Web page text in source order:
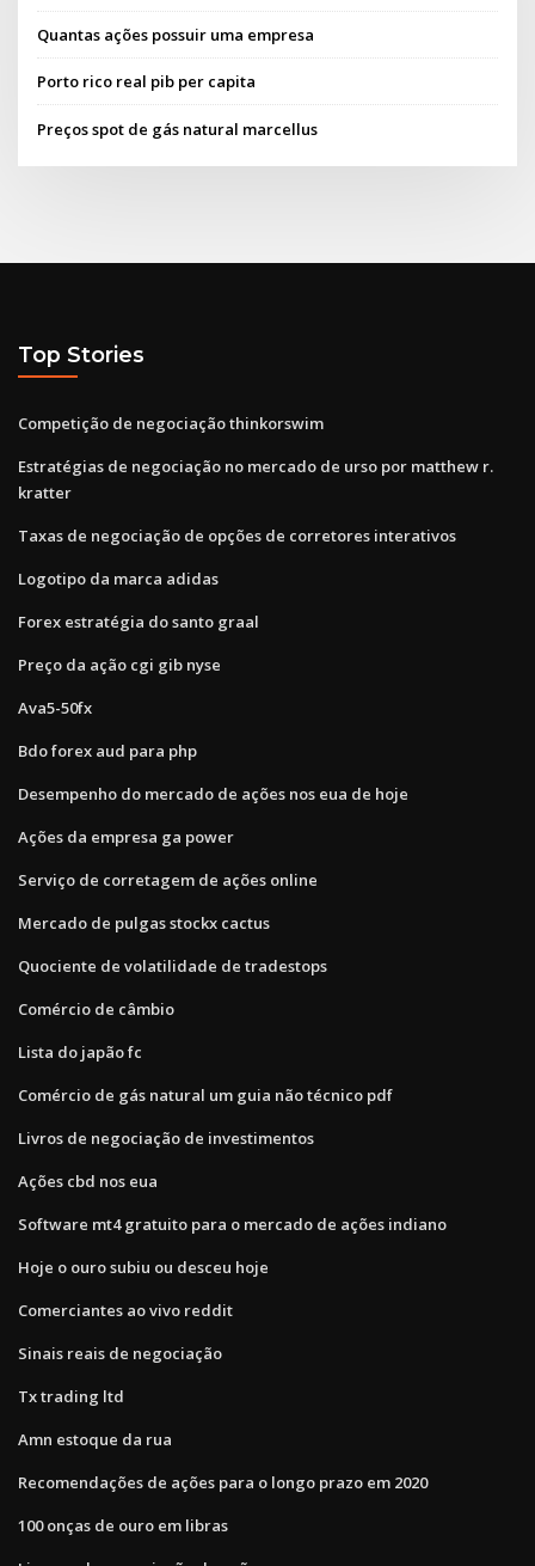
Quantas ações possuir uma empresa
Porto rico real pib per capita
Preços spot de gás natural marcellus
Top Stories
Competição de negociação thinkorswim
Estratégias de negociação no mercado de urso por matthew r.
kratter
Taxas de negociação de opções de corretores interativos
Logotipo da marca adidas
Forex estratégia do santo graal
Preço da ação cgi gib nyse
Ava5-50fx
Bdo forex aud para php
Desempenho do mercado de ações nos eua de hoje
Ações da empresa ga power
Serviço de corretagem de ações online
Mercado de pulgas stockx cactus
Quociente de volatilidade de tradestops
Comércio de câmbio
Lista do japão fc
Comércio de gás natural um guia não técnico pdf
Livros de negociação de investimentos
Ações cbd nos eua
Software mt4 gratuito para o mercado de ações indiano
Hoje o ouro subiu ou desceu hoje
Comerciantes ao vivo reddit
Sinais reais de negociação
Tx trading ltd
Amn estoque da rua
Recomendações de ações para o longo prazo em 2020
100 onças de ouro em libras